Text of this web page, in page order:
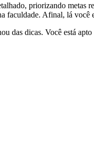
priorizando metas
faculdade. Afinal, lá você
das dicas. Você está